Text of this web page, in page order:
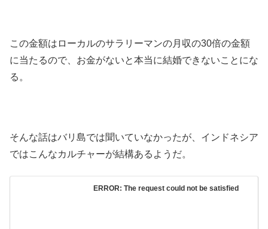
この金額はローカルのサラリーマンの月収の30倍の金額
に当たるので、お金がないと本当に結婚できないことにな
る。
そんな話はバリ島では聞いていなかったが、インドネシア
ではこんなカルチャーが結構あるようだ。
ERROR: The request could not be satisfied